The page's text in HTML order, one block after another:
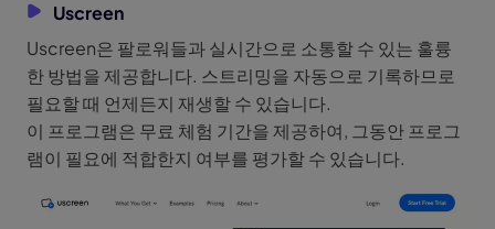
Uscreen
Uscreen은 팔로워들과 실시간으로 소통할 수 있는 훌륭
한 방법을 제공합니다. 스트리밍을 자동으로 기록하므로
필요할 때 언제든지 재생할 수 있습니다.
이 프로그램은 무료 체험 기간을 제공하여, 그동안 프로그
램이 필요에 적합한지 여부를 평가할 수 있습니다.